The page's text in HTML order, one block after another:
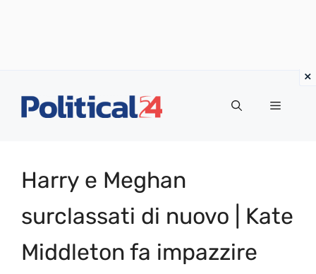
Menu
Harry e Meghan
surclassati di nuovo | Kate
Middleton fa impazzire